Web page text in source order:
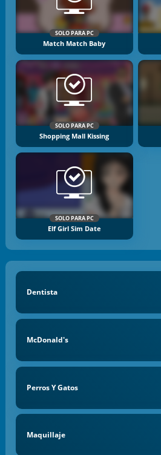
SOLO PARA PC
Match Match Baby
SOLO PARA PC
Shopping Mall Kissing
SOLO PARA PC
Elf Girl Sim Date
Dentista
McDonald's
Perros Y Gatos
Maquillaje